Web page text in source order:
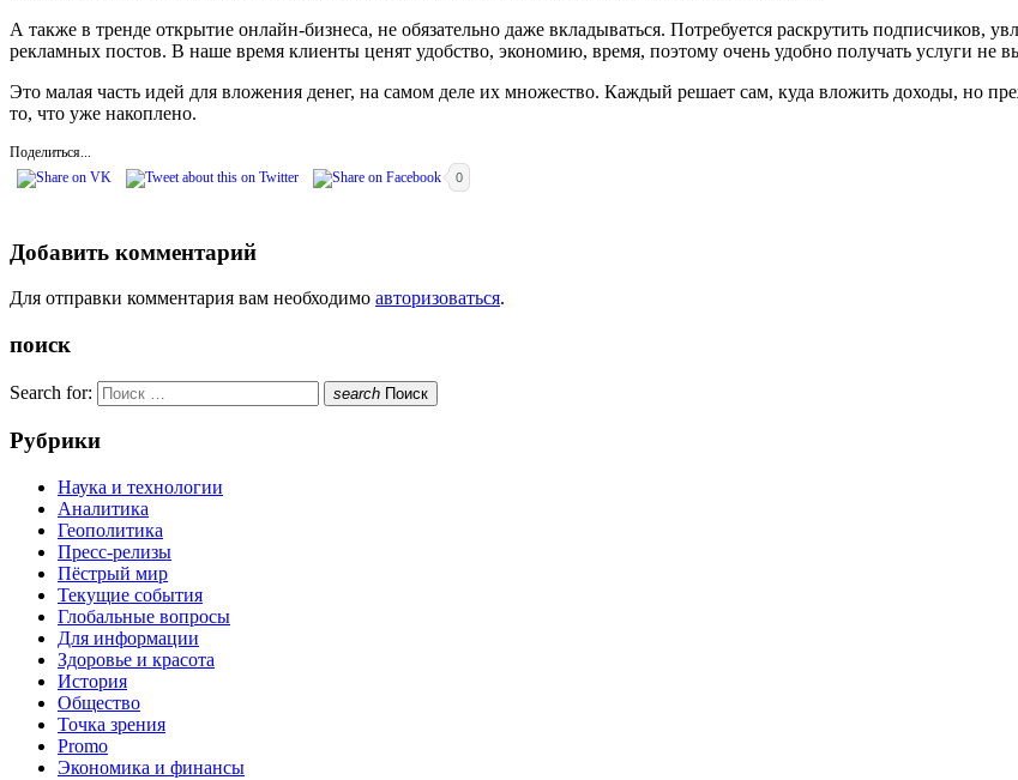
А также в тренде открытие онлайн-бизнеса, не обязательно даже вкладываться. Потребуется раскрутить подписчиков,
рекламных постов. В наше время клиенты ценят удобство, экономию, время, поэтому очень удобно получать услуги не
Это малая часть идей для вложения денег, на самом деле их множество. Каждый решает сам, куда вложить доходы, но
то, что уже накоплено.
Поделиться...
0
Добавить комментарий
Для отправки комментария вам необходимо авторизоваться.
поиск
Search for: search Поиск
Рубрики
Наука и технологии
Аналитика
Геополитика
Пресс-релизы
Пёстрый мир
Текущие события
Глобальные вопросы
Для информации
Здоровье и красота
История
Общество
Точка зрения
Promo
Экономика и финансы